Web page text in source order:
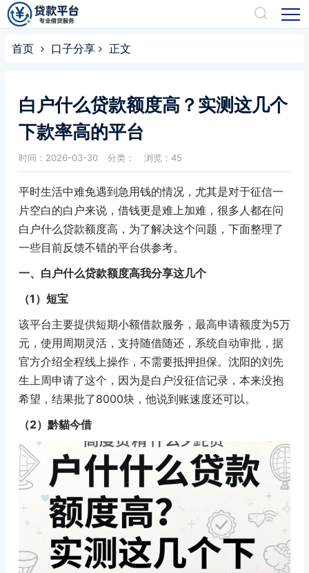
首页 口子分享 正文
白户什么贷款额度高？实测这几个
下款率高的平台
时间：2026-03-30 分类： 浏览：45
平时生活中难免遇到急用钱的情况，尤其是对于征信一
片空白的白户来说，借钱更是难上加难，很多人都在问
白户什么贷款额度高，为了解决这个问题，下面整理了
一些目前反馈不错的平台供参考。
一、白户什么贷款额度高我分享这几个
（1）短宝
该平台主要提供短期小额借款服务，最高申请额度为5万
元，使用周期灵活，支持随借随还，系统自动审批，据
官方介绍全程线上操作，不需要抵押担保。沈阳的刘先
生上周申请了这个，因为是白户没征信记录，本来没抱
希望，结果批了8000块，他说到账速度还可以。
（2）黔貓今借